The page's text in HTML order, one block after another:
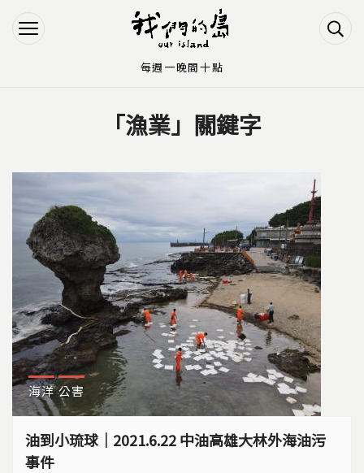
Jump to Navigation
Jump to Main content
「漁業」關鍵字
海洋 公害
油到小琉球｜2021.6.22 中油高雄大林外海油污
事件
每週一晚間十點